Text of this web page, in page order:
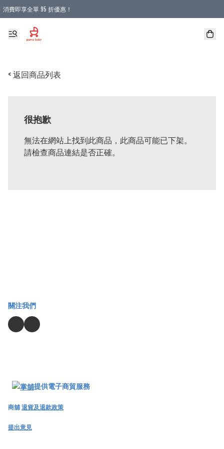
消費即享全單 95 折優惠！
購物滿 HKD 900.00即享免運費優惠！（適用於 本地送貨、本地取貨 )
< 返回商品列表
很抱歉
無法在網站上找到此商品，此商品可能已下架。
請檢查商品連結是否正確。
關注我們
提供電子商貿服務
商舖退貨及退款政策
提出意見